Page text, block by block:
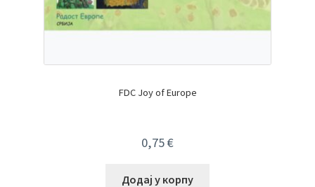
FDC Joy of Europe
0,75€
Додај у корпу